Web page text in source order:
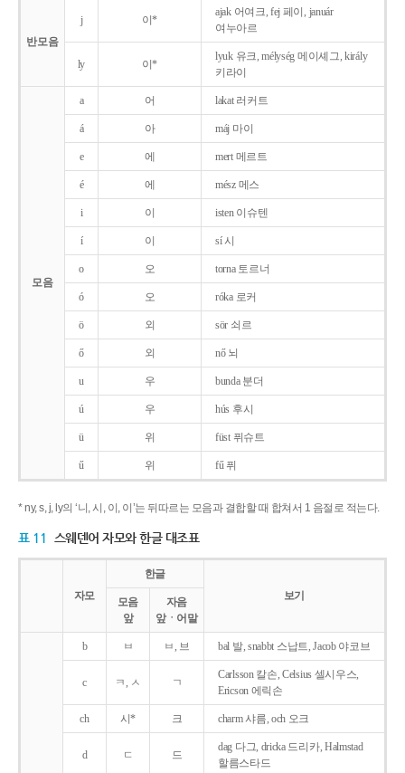
반모음
j 이*
ajak 어여크, fej 페이, január
여누아르
ly 이*
lyuk 유크, mélység 메이셰그, király
키라이
모음
a 어 lakat 러커트
á 아 máj 마이
e 에 mert 메르트
é 에 mész 메스
i 이 isten 이슈텐
í 이 sí 시
o 오 torna 토르너
ó 오 róka 로커
ö 외 sör 쇠르
ő 외 nő 뇌
u 우 bunda 분더
ú 우 hús 후시
ü 위 füst 퓌슈트
ű 위 fű 퓌
* ny, s, j, ly의 ‘니, 시, 이, 이’는 뒤따르는 모음과 결합할 때 합쳐서 1 음절로 적는다.
표 11 스웨덴어 자모와 한글 대조표
자모
한글
보기
모음
앞
자음
앞ㆍ어말
b ㅂ ㅂ, 브 bal 발, snabbt 스납트, Jacob 야코브
c ㅋ, ㅅ ㄱ
Carlsson 칼손, Celsius 셀시우스,
Ericson 에릭손
ch 시* 크 charm 샤름, och 오크
d ㄷ 드
dag 다그, dricka 드리카, Halmstad
할름스타드